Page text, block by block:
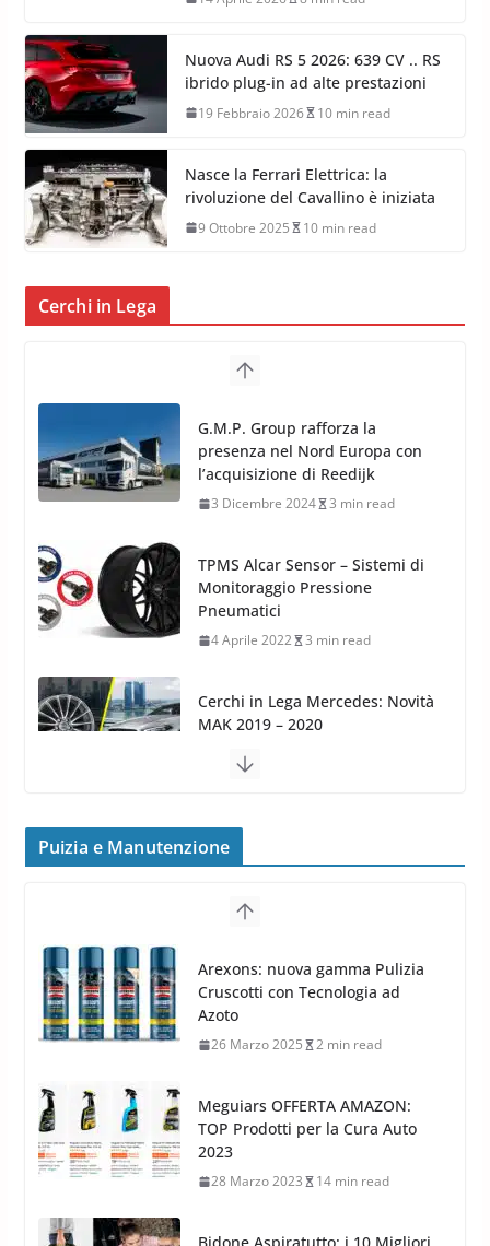
Nuova Audi RS 5 2026: 639 CV .. RS
ibrido plug-in ad alte prestazioni
19 Febbraio 2026 10 min read
Nasce la Ferrari Elettrica: la
rivoluzione del Cavallino è iniziata
9 Ottobre 2025 10 min read
Cerchi in Lega
G.M.P. Group rafforza la
l’acquisizione di Reedijk
TPMS Alcar Sensor – Sistemi di
Monitoraggio Pressione
Pneumatici
Cerchi in Lega Mercedes: Novità
MAK 2019 – 2020
16 Settembre 2019 1 min read
Cerchi in Lega Volvo: Nuovi
MAK FIVESTAR (2019)
24 Luglio 2019
peggiorano davvero comfort,
frenata e handling
Puizia e Manutenzione
Arexons: nuova gamma Pulizia
Azoto
Meguiars OFFERTA AMAZON:
TOP Prodotti per la Cura Auto
2023
Bidone Aspiratutto: i 10 Migliori
Bidoni per la Pulizia Auto
6 Maggio 2022 3 min read